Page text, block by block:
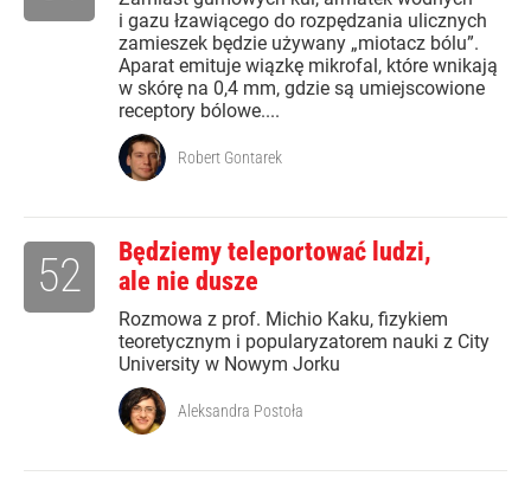
i gazu łzawiącego do rozpędzania ulicznych
zamieszek będzie używany „miotacz bólu”.
Aparat emituje wiązkę mikrofal, które wnikają
w skórę na 0,4 mm, gdzie są umiejscowione
receptory bólowe....
Robert Gontarek
Będziemy teleportować ludzi,
ale nie dusze
Rozmowa z prof. Michio Kaku, fizykiem
teoretycznym i popularyzatorem nauki z City
University w Nowym Jorku
52
Aleksandra Postoła